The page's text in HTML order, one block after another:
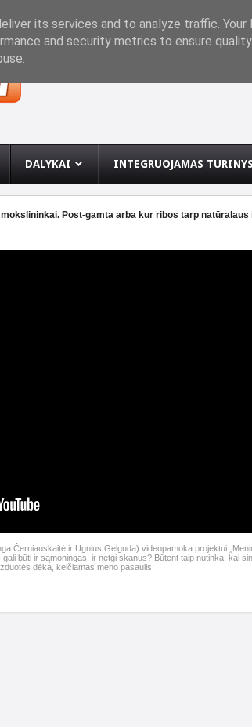
DALYKAI INTEGRUOJAMAS TURINYS
Post-gamta arba kur ribos tarp natūralaus
Černiauskaitė ir Ugnius Gelguda) videopamoka projektui
būti ir sąmoningas, ir netgi skanus? Būtent taip nutinka, kai
dėka, keičiamas meno pasaulis.
its services and to analyze traffic. Your
and security metrics to ensure